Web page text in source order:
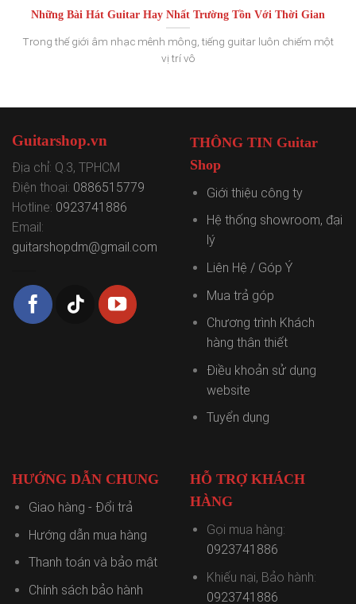
Những Bài Hát Guitar Hay Nhất Trường Tồn Với Thời Gian
Trong thế giới âm nhạc mênh mông, tiếng guitar luôn chiếm một
vị trí vô
Guitarshop.vn
Địa chỉ: Q.3, TPHCM
Điện thoại: 0886515779
Hotline: 0923741886
Email:
guitarshopdm@gmail.com
THÔNG TIN Guitar
Shop
Giới thiệu công ty
Hệ thống showroom, đại
lý
Liên Hệ / Góp Ý
Mua trả góp
Chương trình Khách
hàng thân thiết
Điều khoản sử dụng
website
Tuyển dụng
HƯỚNG DẪN CHUNG
Giao hàng - Đổi trả
Hướng dẫn mua hàng
Thanh toán và bảo mật
Chính sách bảo hành
HỖ TRỢ KHÁCH
HÀNG
Gọi mua hàng:
0923741886
Khiếu nại, Bảo hành:
0923741886